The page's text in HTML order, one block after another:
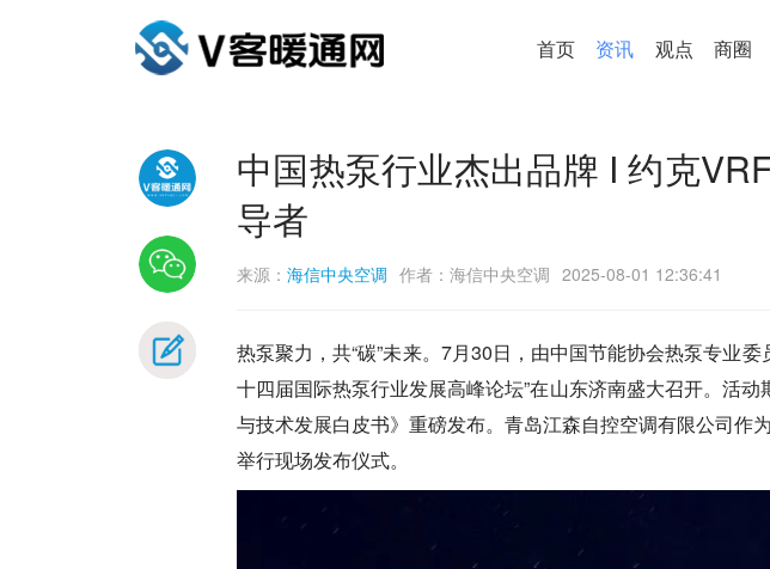
首页 资讯 观点 商圈
中国热泵行业杰出品牌 I 约克
导者
来源： 海信中央空调 作者：海信中央空调 2025-08-01 12:36:41
热泵聚力，共“碳”未来。7月30日，由中国节能协会热泵专业
十四届国际热泵行业发展高峰论坛”在山东济南盛大召开。活动
与技术发展白皮书》重磅发布。青岛江森自控空调有限公司作
举行现场发布仪式。